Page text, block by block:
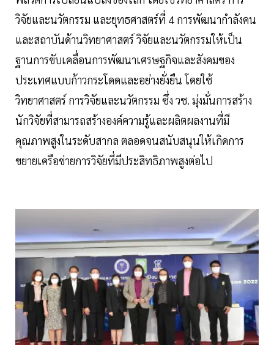
วิจัยและนวัตกรรม และยุทธศาสตร์ที่ 4 การพัฒนากำลังคน
และสถาบันด้านวิทยาศาสตร์ วิจัยและนวัตกรรมให้เป็น
ฐานการขับเคลื่อนการพัฒนาเศรษฐกิจและสังคมของ
ประเทศแบบก้าวกระโดดและอย่างยั่งยืน โดยใช้
วิทยาศาสตร์ การวิจัยและนวัตกรรม ซึ่ง วช. มุ่งมั่นการสร้าง
นักวิจัยที่สามารถสร้างองค์ความรู้และผลิตผลงานที่มี
คุณภาพสูงในระดับสากล ตลอดจนสนับสนุนให้เกิดการ
ขยายเครือข่ายการวิจัยที่มีประสิทธิภาพสูงต่อไป